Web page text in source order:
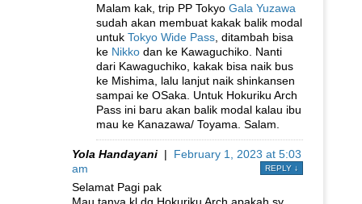
Malam kak, trip PP Tokyo Gala Yuzawa
sudah akan membuat kakak balik modal
untuk Tokyo Wide Pass , ditambah bisa
ke Nikko dan ke Kawaguchiko. Nanti
dari Kawaguchiko, kakak bisa naik bus
ke Mishima, lalu lanjut naik shinkansen
sampai ke OSaka. Untuk Hokuriku Arch
Pass ini baru akan balik modal kalau ibu
mau ke Kanazawa/ Toyama. Salam.
Yola Handayani | February 1, 2023 at 5:03
am
REPLY ↓
Selamat Pagi pak
Mau tanya,kl dg Hokuriku Arch apakah sy